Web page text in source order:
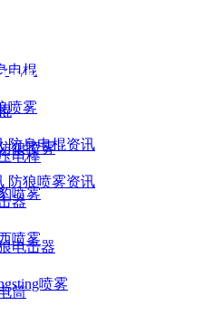
电棍
电棒
器
电击器
筒
喷雾
狼喷雾
喷雾
喷雾
喷雾
防身电棍资讯
防狼喷雾资讯
材 | 贝斯达合法防